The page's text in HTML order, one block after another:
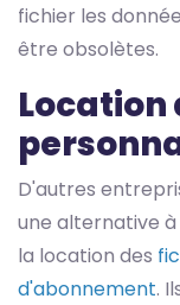
fichier les
être obsolètes.
Location
D'autres
une alternative
la location des
d'abonnement.